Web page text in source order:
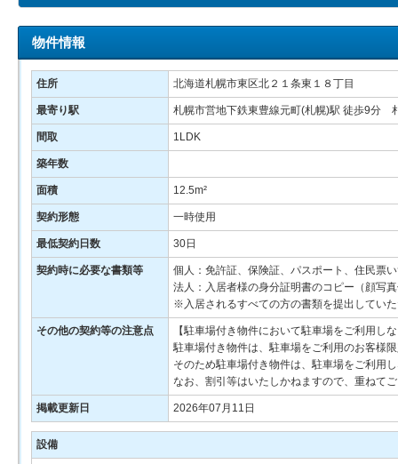
物件情報
住所 北海道札幌市東区北２１条東１８丁目
最寄り駅 札幌市営地下鉄東豊線元町(札幌)駅 徒歩9分
間取 1LDK
築年数
面積 12.5m²
契約形態 一時使用
最低契約日数 30日
契約時に必要な書類等
個人：免許証、保険証、パスポート、住民票
法人：入居者様の身分証明書のコピー（顔写
※入居されるすべての方の書類を提出してい
その他の契約等の注意点
【駐車場付き物件において駐車場をご利用し
駐車場付き物件は、駐車場をご利用のお客様
そのため駐車場付き物件は、駐車場をご利用
なお、割引等はいたしかねますので、重ねて
掲載更新日 2026年07月11日
設備